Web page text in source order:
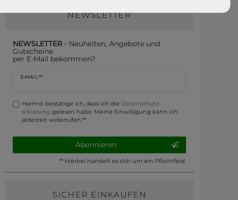
NEWSLETTER
NEWSLETTER - Neuheiten, Angebote und
Gutscheine
per E-Mail bekommen?
E-MAIL **
Newsletter
Hiermit bestätige ich, dass ich die Daten­schutz­
erklärung gelesen habe. Meine Einwilligung kann ich
jederzeit widerrufen.**
Abonnieren
** Hierbei handelt es sich um ein Pflichtfeld.
SICHER EINKAUFEN